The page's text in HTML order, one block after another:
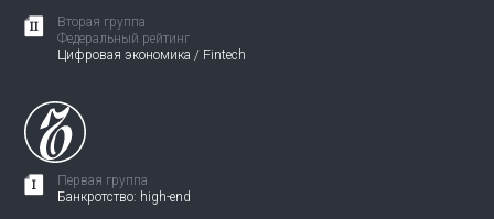
Вторая группа
Федеральный рейтинг
Цифровая экономика / Fintech
Первая группа
Банкротство: high-end